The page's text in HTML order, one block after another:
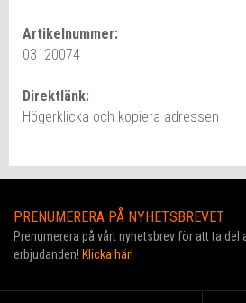
Artikelnummer:
03120074
Direktlänk:
Högerklicka och kopiera adressen
PRENUMERERA PÅ NYHETSBREVET
Prenumerera på vårt nyhetsbrev för att ta del
erbjudanden! Klicka här!